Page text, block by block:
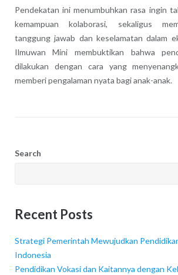
Pendekatan ini menumbuhkan rasa ingin
kemampuan kolaborasi, sekaligus
tanggung jawab dan keselamatan dalam
Ilmuwan Mini membuktikan bahwa
dilakukan dengan cara yang
memberi pengalaman nyata bagi anak-anak.
Search
Recent Posts
Strategi Pemerintah Mewujudkan
Indonesia
Pendidikan Vokasi dan Kaitannya dengan